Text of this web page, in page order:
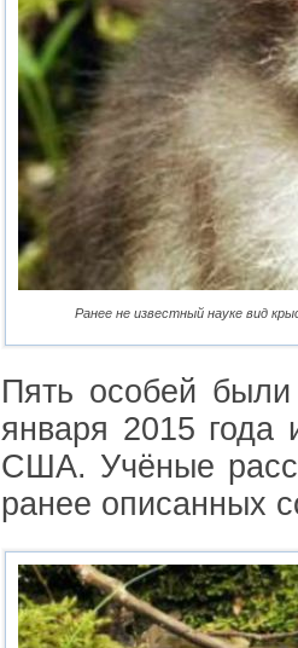
Ранее не известный науке вид
Пять особей
января 2015 года
США. Учёные
ранее описанных